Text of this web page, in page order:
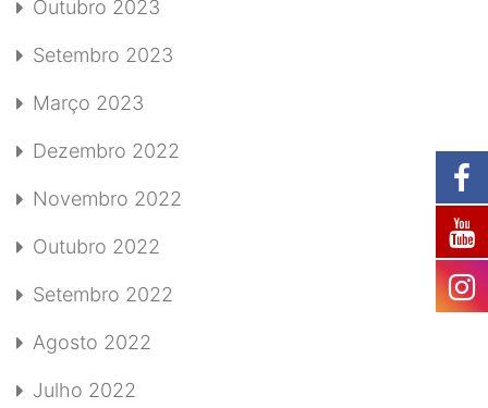
Outubro 2023
Setembro 2023
Março 2023
Dezembro 2022
Novembro 2022
Outubro 2022
Setembro 2022
Agosto 2022
Julho 2022